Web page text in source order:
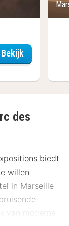
Bekijk
des
biedt
willen
in Marseille
van moderne